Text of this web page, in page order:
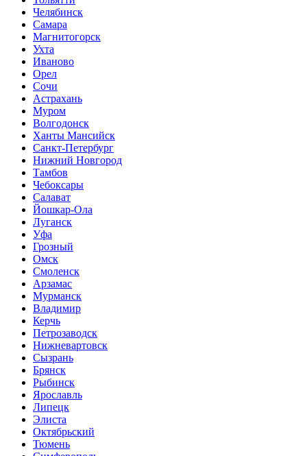
Челябинск
Самара
Магнитогорск
Ухта
Иваново
Орел
Сочи
Астрахань
Муром
Волгодонск
Ханты Мансийск
Санкт-Петербург
Нижний Новгород
Тамбов
Чебоксары
Салават
Йошкар-Ола
Луганск
Уфа
Грозный
Омск
Смоленск
Арзамас
Мурманск
Владимир
Керчь
Петрозаводск
Нижневартовск
Сызрань
Брянск
Рыбинск
Ярославль
Липецк
Элиста
Октябрьский
Тюмень